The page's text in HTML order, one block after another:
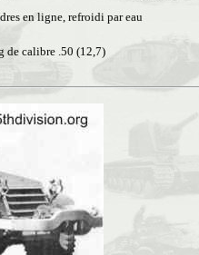
en ligne, refroidi par eau
de calibre .50 (12,7)